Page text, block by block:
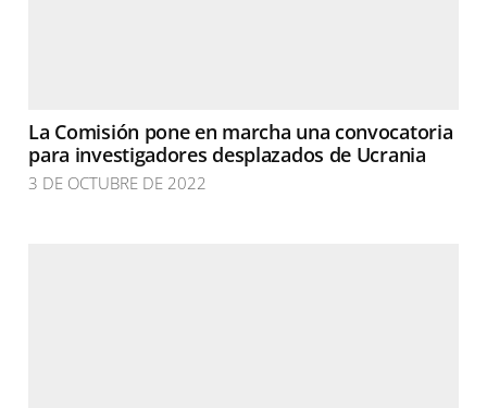
La Comisión pone en marcha una convocatoria
para investigadores desplazados de Ucrania
3 DE OCTUBRE DE 2022